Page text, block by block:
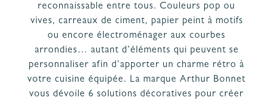
MATÉRIAUX ET COLORIS DE CUISINE
LES ÉTAPES
DE VOTRE
NOS
ENGAGEMENTS
& GARANTIES
reconnaissable entre tous. Couleurs pop ou
vives, carreaux de ciment, papier peint à motifs
ou encore électroménager aux courbes
arrondies… autant d’éléments qui peuvent se
personnaliser afin d’apporter un charme rétro à
votre cuisine équipée. La marque Arthur Bonnet
vous dévoile 6 solutions décoratives pour créer